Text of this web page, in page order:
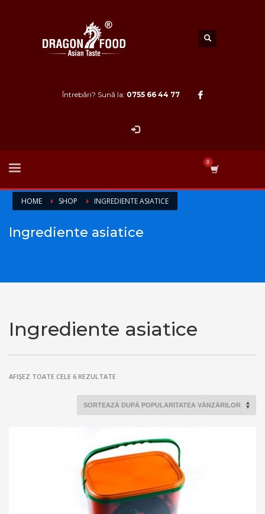
Întrebări? Sună la: 0755 66 44 77
HOME SHOP INGREDIENTE ASIATICE
Ingrediente asiatice
Ingrediente asiatice
AFIȘEZ TOATE CELE 6 REZULTATESORTAT
POPULARITATE